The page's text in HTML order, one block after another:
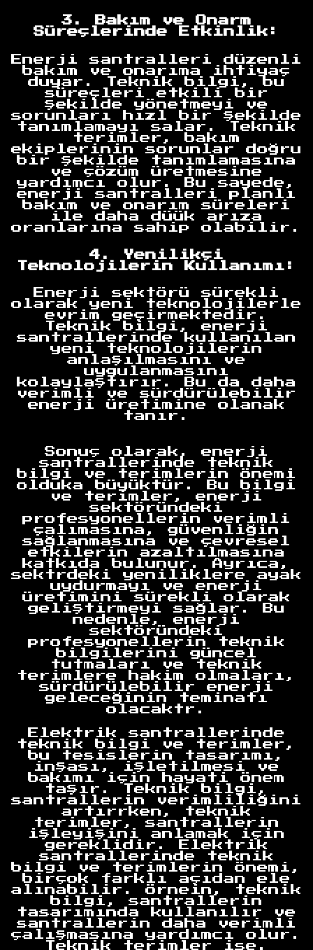
3. Bakım ve Onarm
Süreçlerinde Etkinlik:
Enerji santralleri düzenli
bakım ve onarıma ihtiyaç
duyar. Teknik bilgi, bu
süreçleri etkili bir
şekilde yönetmeyi ve
sorunları hızl bir şekilde
tanımlamayı salar. Teknik
terimler, bakım
ekiplerinin sorunlar doğru
bir şekilde tanımlamasına
ve çözüm üretmesine
yardımcı olur. Bu sayede,
enerji santralleri planlı
bakım ve onarım süreleri
ile daha düük arıza
oranlarına sahip olabilir.
4. Yenilikçi
Teknolojilerin Kullanımı:
Enerji sektörü sürekli
olarak yeni teknolojilerle
evrim geçirmektedir.
Teknik bilgi, enerji
santrallerinde kullanılan
yeni teknolojilerin
anlaşılmasını ve
uygulanmasını
kolaylaştırır. Bu da daha
verimli ve sürdürülebilir
enerji üretimine olanak
tanır.
Sonuç olarak, enerji
santrallerinde teknik
bilgi ve terimlerin önemi
olduka büyüktür. Bu bilgi
ve terimler, enerji
sektöründeki
profesyonellerin verimli
çalımasına, güvenliğin
sağlanmasına ve çevresel
etkilerin azaltılmasına
katkıda bulunur. Ayrıca,
sektrdeki yeniliklere ayak
uydurmayı ve enerji
üretimini sürekli olarak
geliştirmeyi sağlar. Bu
nedenle, enerji
sektöründeki
profesyonellerin teknik
bilgilerini güncel
tutmaları ve teknik
terimlere hakim olmaları,
sürdürülebilir enerji
geleceğinin teminatı
olacaktr.
Elektrik santrallerinde
teknik bilgi ve terimler,
bu tesislerin tasarımı,
inşası, işletilmesi ve
bakımı için hayati önem
taşır. Teknik bilgi,
santrallerin verimliliğini
artırrken, teknik
terimler, santrallerin
işleyişini anlamak için
gereklidir. Elektrik
santrallerinde teknik
bilgi ve terimlerin önemi,
birçok farklı açıdan ele
alınabilir. Örnein, teknik
bilgi, santrallerin
tasarımında kullanılır ve
santrallerin daha verimli
çalışmasına yardımcı olur.
Teknik terimler ise,
Anasayfa